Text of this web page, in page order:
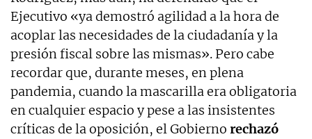
Ejecutivo «ya demostró agilidad a la hora de
acoplar las necesidades de la ciudadanía y la
presión fiscal sobre las mismas». Pero cabe
recordar que, durante meses, en plena
pandemia, cuando la mascarilla era obligatoria
en cualquier espacio y pese a las insistentes
críticas de la oposición, el Gobierno rechazó